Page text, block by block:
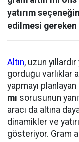
yatırım
edilmesi gereken
Altın, uzun
gördüğü varlıklar
yapmayı
mı sorusunun
aracı da altına
dinamikler ve
gösteriyor. Gram